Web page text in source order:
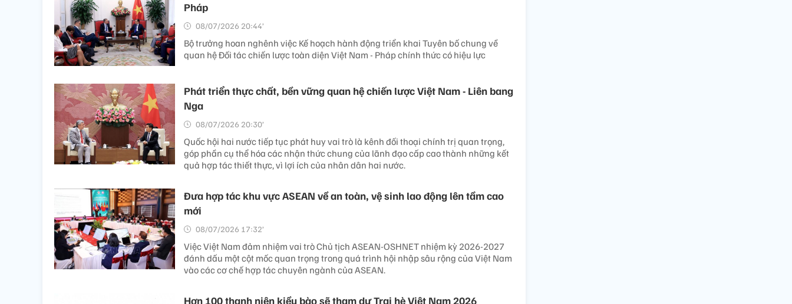
Pháp
08/07/2026 20:44’
Bộ trưởng hoan nghênh việc Kế hoạch hành động triển khai Tuyên bố chung về
quan hệ Đối tác chiến lược toàn diện Việt Nam - Pháp chính thức có hiệu lực
Phát triển thực chất, bền vững quan hệ chiến lược Việt Nam - Liên bang
Nga
08/07/2026 20:30’
Quốc hội hai nước tiếp tục phát huy vai trò là kênh đối thoại chính trị quan trọng,
góp phần cụ thể hóa các nhận thức chung của lãnh đạo cấp cao thành những kết
quả hợp tác thiết thực, vì lợi ích của nhân dân hai nước.
Đưa hợp tác khu vực ASEAN về an toàn, vệ sinh lao động lên tầm cao
mới
08/07/2026 17:32’
Việc Việt Nam đảm nhiệm vai trò Chủ tịch ASEAN-OSHNET nhiệm kỳ 2026-2027
đánh dấu một cột mốc quan trọng trong quá trình hội nhập sâu rộng của Việt Nam
vào các cơ chế hợp tác chuyên ngành của ASEAN.
Hơn 100 thanh niên kiều bào sẽ tham dự Trại hè Việt Nam 2026